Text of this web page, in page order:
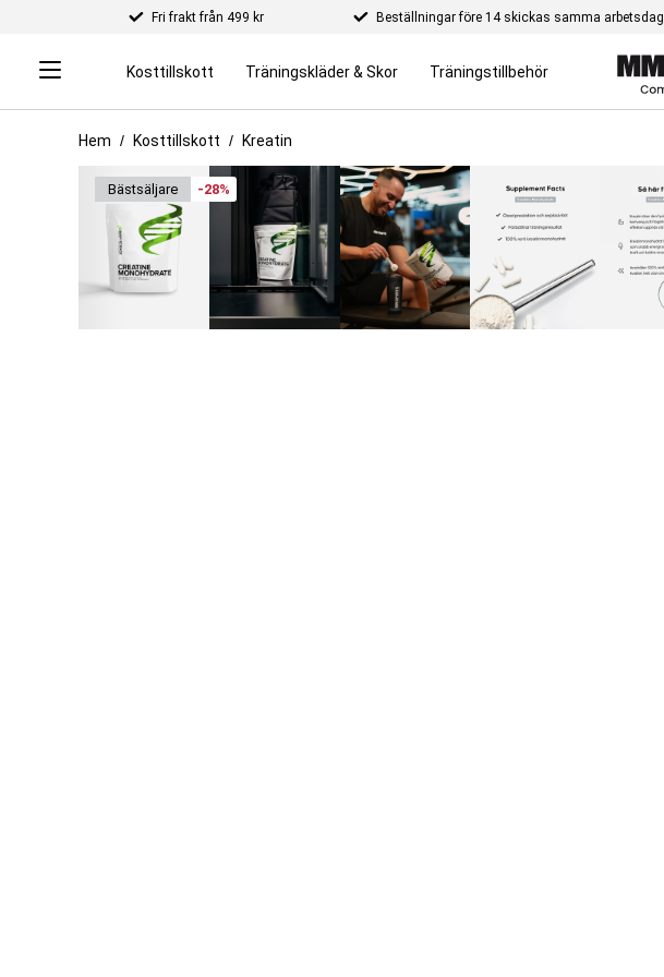
Fri frakt från 499 kr Beställningar före 14 skickas samma arbetsdag
Kosttillskott Träningskläder & Skor Träningstillbehör
Hem Kosttillskott Kreatin
bäst­säljare -28%